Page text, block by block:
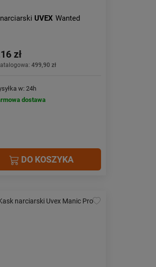
UVEX Wanted
zł
499,90 zł
w: 24h
dostawa
DO KOSZYKA